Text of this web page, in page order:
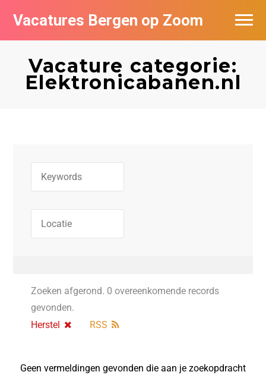
Vacatures Bergen op Zoom
Vacature categorie:
Elektronicabanen.nl
Zoeken afgerond. 0 overeenkomende records
gevonden.
Herstel
RSS
Geen vermeldingen gevonden die aan je zoekopdracht
Vacatures per bedrijf
De populairste vacatures in Bergen op
Zoom